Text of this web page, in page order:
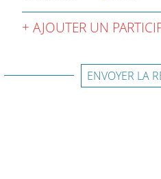
AJOUTER UN
ENVOYER LA